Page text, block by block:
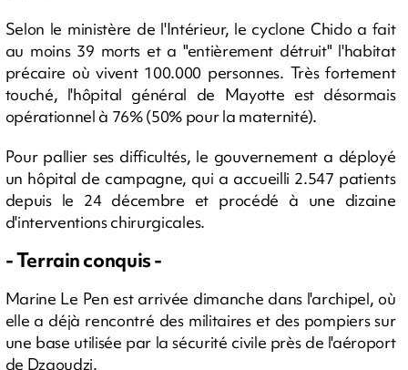
Selon le ministère de l'Intérieur, le cyclone Chido a fait
au moins 39 morts et a "entièrement détruit" l'habitat
précaire où vivent 100.000 personnes. Très fortement
touché, l'hôpital général de Mayotte est désormais
opérationnel à 76% (50% pour la maternité).
Pour pallier ses difficultés, le gouvernement a déployé
un hôpital de campagne, qui a accueilli 2.547 patients
depuis le 24 décembre et procédé à une dizaine
d'interventions chirurgicales.
- Terrain conquis -
Marine Le Pen est arrivée dimanche dans l'archipel, où
elle a déjà rencontré des militaires et des pompiers sur
une base utilisée par la sécurité civile près de l'aéroport
de Dzaoudzi.